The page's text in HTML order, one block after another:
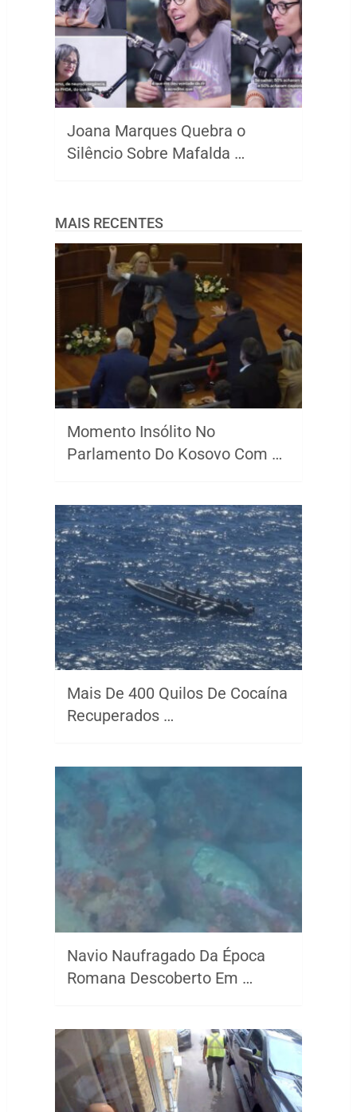
Joana Marques Quebra o
Silêncio Sobre Mafalda …
MAIS RECENTES
Momento Insólito No
Parlamento Do Kosovo Com …
Mais De 400 Quilos De Cocaína
Recuperados …
Navio Naufragado Da Época
Romana Descoberto Em …